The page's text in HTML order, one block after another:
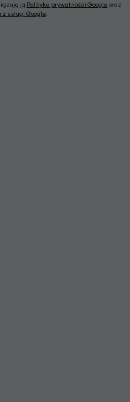
ją Polityka prywatności Google oraz
usługi Google.